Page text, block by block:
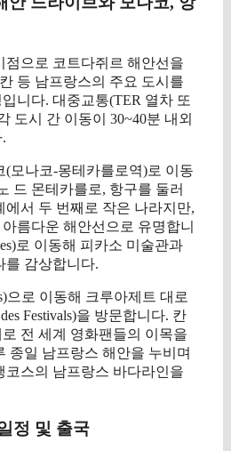
점으로 코트다쥐르 해안선을
등 남프랑스의 주요 도시를
니다. 대중교통(TER 열차 또
도시 간 이동이 30~40분 내외
(모나코-몽테카를로역)로 이동
드 몬테카를로, 항구를 둘러
에서 두 번째로 작은 나라지만,
름다운 해안선으로 유명합니
로 이동해 피카소 미술관과
를 감상합니다.
으로 이동해 크루아제트 대로
Festivals)을 방문합니다. 칸
전 세계 영화팬들의 이목을
종일 남프랑스 해안을 누비며
코스의 남프랑스 바다라인을
정 및 출국